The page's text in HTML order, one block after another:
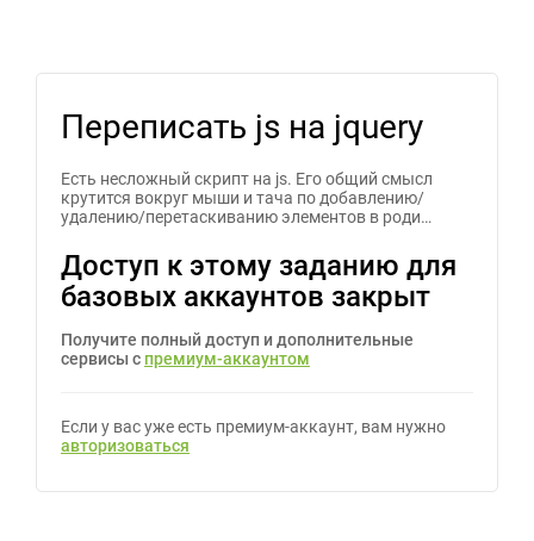
Переписать js на jquery
Есть несложный скрипт на js. Его общий смысл
крутится вокруг мыши и тача по добавлению/
удалению/перетаскиванию элементов в роди…
Доступ к этому заданию для
базовых аккаунтов закрыт
Получите полный доступ и дополнительные
сервисы с премиум-аккаунтом
Если у вас уже есть премиум-аккаунт, вам нужно
авторизоваться